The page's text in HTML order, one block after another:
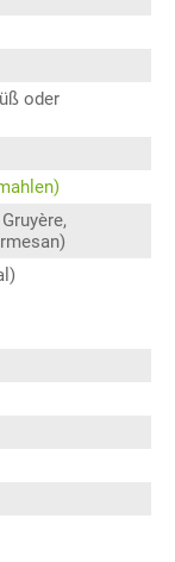
oder